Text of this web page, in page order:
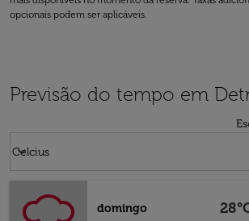
opcionais podem ser aplicáveis.
Previsão do tempo em
Celcius
keyboard_arrow_down
domingo